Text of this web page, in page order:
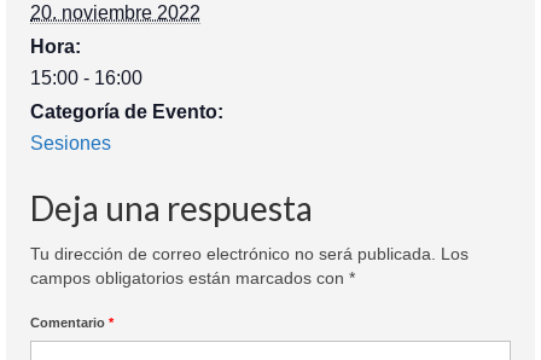
20. noviembre 2022
Hora:
15:00 - 16:00
Categoría de Evento:
Sesiones
Deja una respuesta
Tu dirección de correo electrónico no será publicada.
Los
campos obligatorios están marcados con *
Comentario *